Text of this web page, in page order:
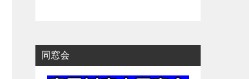
同窓会